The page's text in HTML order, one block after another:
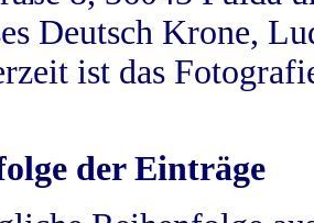
Deutsch Krone,
ist das
der Einträge